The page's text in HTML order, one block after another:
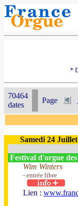
*
70464
dates
Page
Samedi 24
Festival d'orgue
Wim Winters
- entrée libre
Lien :